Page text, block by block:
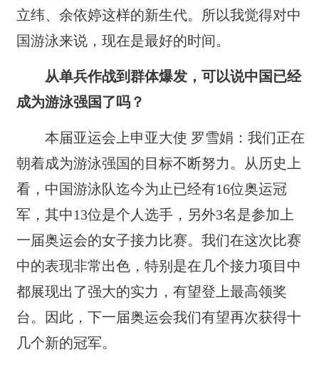
立纬、余依婷这样的新生代。所以我觉得对中
国游泳来说，现在是最好的时间。
从单兵作战到群体爆发，可以说中国已经
成为游泳强国了吗？
本届亚运会上申亚大使 罗雪娟：我们正在
朝着成为游泳强国的目标不断努力。从历史上
看，中国游泳队迄今为止已经有16位奥运冠
军，其中13位是个人选手，另外3名是参加上
一届奥运会的女子接力比赛。我们在这次比赛
中的表现非常出色，特别是在几个接力项目中
都展现出了强大的实力，有望登上最高领奖
台。因此，下一届奥运会我们有望再次获得十
几个新的冠军。